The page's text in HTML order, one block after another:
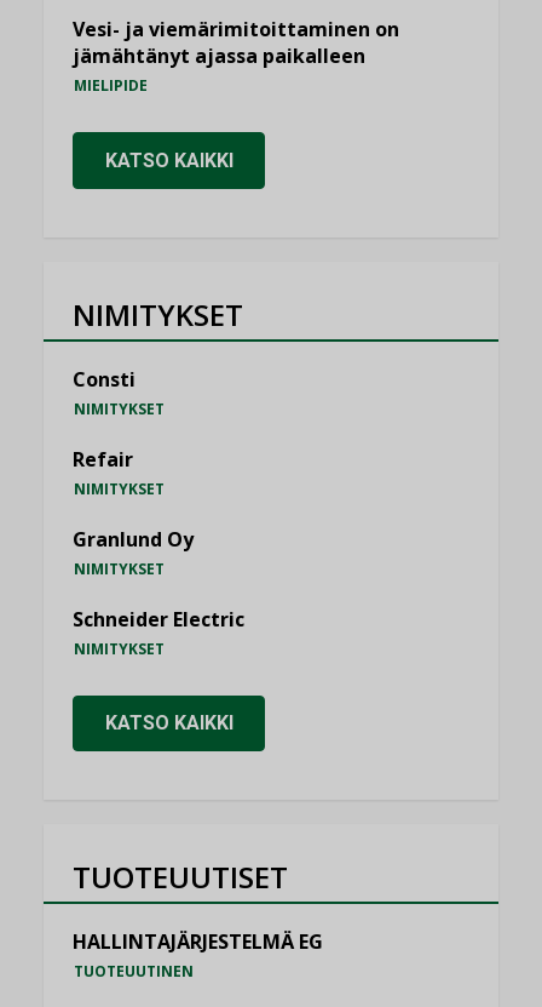
Vesi- ja viemärimitoittaminen on
jämähtänyt ajassa paikalleen
MIELIPIDE
KATSO KAIKKI
NIMITYKSET
Consti
NIMITYKSET
Refair
NIMITYKSET
Granlund Oy
NIMITYKSET
Schneider Electric
NIMITYKSET
KATSO KAIKKI
TUOTEUUTISET
HALLINTAJÄRJESTELMÄ EG
TUOTEUUTINEN